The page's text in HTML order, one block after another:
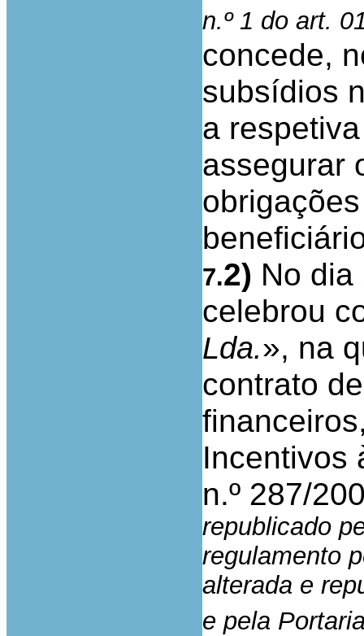
n.º 1 do art.
concede,
subsídios
a
assegurar
7.2) No
celebrou
Lda.», na
contrato
Incentivos
n.º 287/
republicado
regulamento
alterada e
e pela